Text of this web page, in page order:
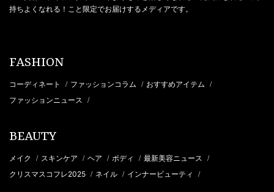
持ちよくなれる！こと限定でお届けするメディアです。
FASHION
コーディネート / ファッションコラム / おすすめアイテム /
ファッションニュース /
BEAUTY
メイク / スキンケア / ヘア / ボディ / 最新美容ニュース /
クリスマスコフレ2025 / ネイル / インナービューティ /